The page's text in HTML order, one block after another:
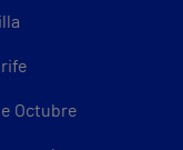
Octubre